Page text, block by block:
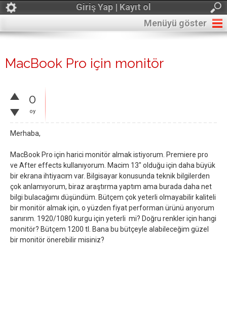
Giriş Yap | Kayıt ol
Menüyü göster
MacBook Pro için monitör
0
oy
Merhaba,
MacBook Pro için harici monitör almak istiyorum. Premiere pro
ve After effects kullanıyorum. Macim 13" olduğu için daha büyük
bir ekrana ihtiyacım var. Bilgisayar konusunda teknik bilgilerden
çok anlamıyorum, biraz araştırma yaptım ama burada daha net
bilgi bulacağımı düşündüm. Bütçem çok yeterli olmayabilir kaliteli
bir monitör almak için, o yüzden fiyat performan ürünü arıyorum
sanırım. 1920/1080 kurgu için yeterli mi? Doğru renkler için hangi
monitör? Bütçem 1200 tl. Bana bu bütçeyle alabileceğim güzel
bir monitör önerebilir misiniz?